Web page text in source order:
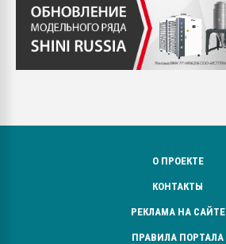
О ПРОЕКТЕ
КОНТАКТЫ
РЕКЛАМА НА САЙТЕ
ПРАВИЛА ПОРТАЛА